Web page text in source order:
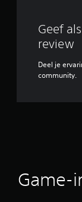
Geef
review
Deel je
community.
Game-